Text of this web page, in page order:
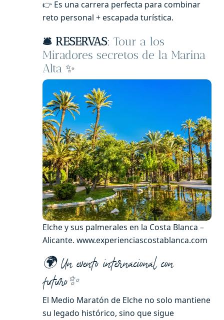
👉 Es una carrera perfecta para combinar
reto personal + escapada turística.
🛎️ RESERVAS: Tour a los
Miradores secretos de la Marina
Alta ✨
Elche y sus palmerales en la Costa Blanca –
Alicante. www.experienciascostablanca.com
🌍 Un evento internacional con
futuro✨
El Medio Maratón de Elche no solo mantiene
su legado histórico, sino que sigue